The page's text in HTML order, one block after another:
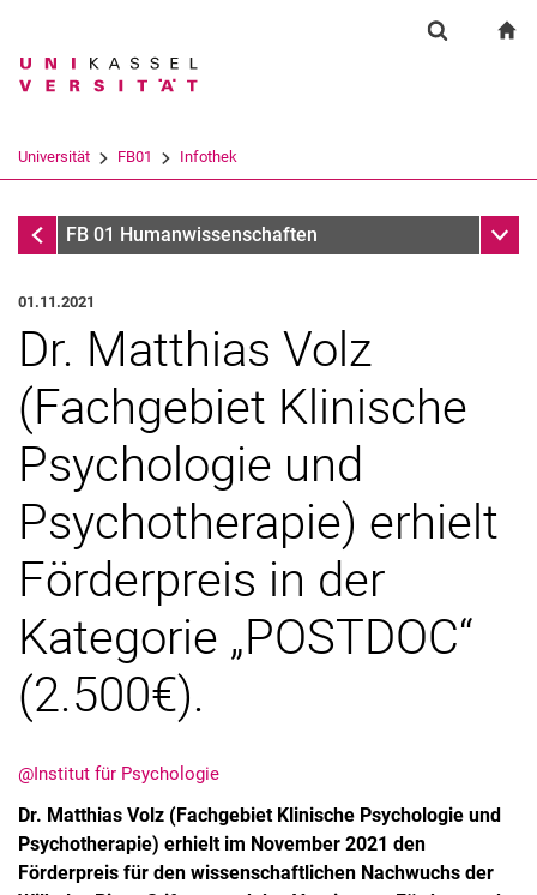
Springe direkt zu: Inhalt
Springe direkt zu: Suche
Springe direkt zu:
Suchbegriff
Suchen (öffnet externen Link in einem
Universität FB01 Infothek
InfothekFB 01 Humanwissenschaften
Aktuelles
Termine
01.11.2021
Dr. Matthias Volz
(Fachgebiet Klinische
Psychologie und
Psychotherapie) erhielt
Förderpreis in der
Kategorie „POSTDOC“
(2.500€).
@Institut für Psychologie
Dr. Matthias Volz (Fachgebiet Klinische Psychologie und
Psychotherapie) erhielt im November 2021 den
Förderpreis für den wissenschaftlichen Nachwuchs der